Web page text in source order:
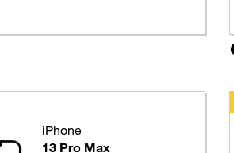
iPhone
13 Pro Max